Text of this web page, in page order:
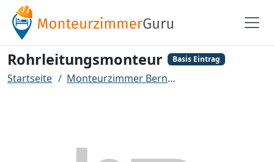
Rohrleitungsmonteur Basis Eintrag
Startseite Monteurzimmer Bern